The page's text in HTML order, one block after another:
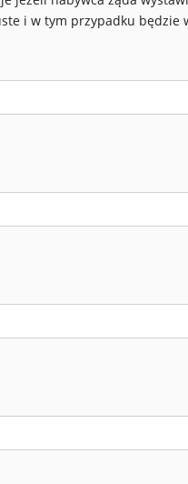
i w tym przypadku będzie